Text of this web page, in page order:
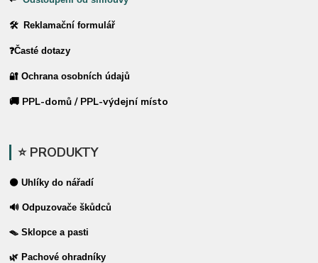
🛠 Reklamační formulář
❓Časté dotazy
🔐 Ochrana osobních údajů
🚚 PPL-domů / PPL-výdejní místo
⭐ PRODUKTY
⚫ Uhlíky do nářadí
🔊 Odpuzovače škůdců
🪤 Sklopce a pasti
🌿 Pachové ohradníky